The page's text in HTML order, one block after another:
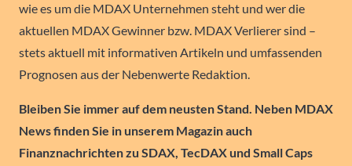
wie es um die MDAX Unternehmen steht und wer die
aktuellen MDAX Gewinner bzw. MDAX Verlierer sind –
stets aktuell mit informativen Artikeln und umfassenden
Prognosen aus der Nebenwerte Redaktion.
Bleiben Sie immer auf dem neusten Stand. Neben MDAX
News finden Sie in unserem Magazin auch
Finanznachrichten zu SDAX, TecDAX und Small Caps